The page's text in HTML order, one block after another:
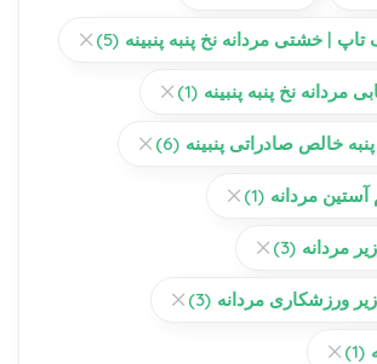
| خشتی مردانه نخ پنبه پنبینه (5)
مردانه نخ پنبه پنبینه (1)
خالص صادراتی پنبینه (6)
مردانه (1)
مردانه (3)
ورزشکاری مردانه (3)
(1)